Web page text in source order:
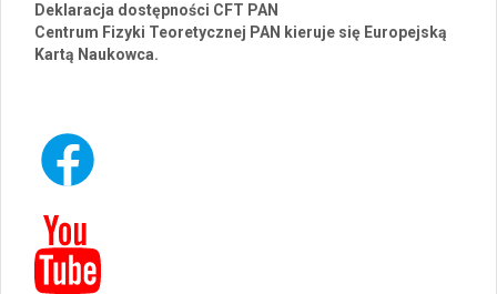
Deklaracja dostępności CFT PAN
Centrum Fizyki Teoretycznej PAN kieruje się Europejską
Kartą Naukowca.